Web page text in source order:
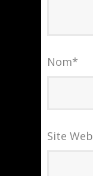
Nom*
Site Web